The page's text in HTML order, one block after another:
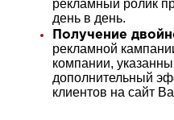
рекламный ролик
день в день.
Получение
рекламной
компании,
дополнительный
клиентов на сайт